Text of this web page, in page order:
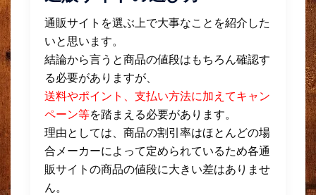
通販サイトを選ぶ上で大事なことを紹介した
いと思います。
結論から言うと商品の値段はもちろん確認す
る必要がありますが、
送料やポイント、支払い方法に加えてキャン
ペーン等を踏まえる必要があります。
理由としては、商品の割引率はほとんどの場
合メーカーによって定められているため各通
販サイトの商品の値段に大きい差はありませ
ん。